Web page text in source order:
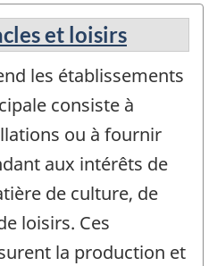
et loisirs
les établissements
consiste à
ou à fournir
aux intérêts de
de culture, de
loisirs. Ces
la production et